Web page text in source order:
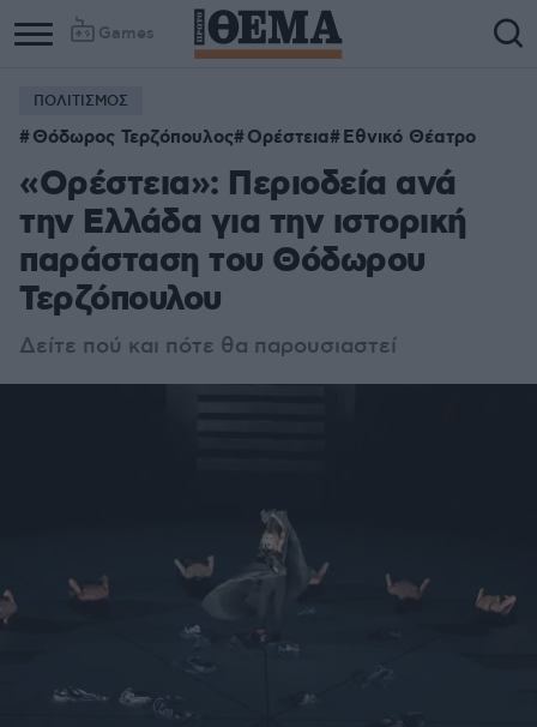
Games
ΠΟΛΙΤΙΣΜΟΣ
Θόδωρος Τερζόπουλος Ορέστεια Εθνικό Θέατρο
«Ορέστεια»: Περιοδεία ανά
την Ελλάδα για την ιστορική
παράσταση του Θόδωρου
Τερζόπουλου
Δείτε πού και πότε θα παρουσιαστεί